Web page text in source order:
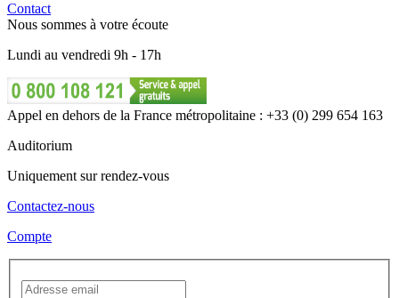
Contact
Nous sommes à votre écoute
Lundi au vendredi 9h - 17h
Appel en dehors de la France métropolitaine : +33 (0) 299 654 163
Auditorium
Uniquement sur rendez-vous
Contactez-nous
Compte